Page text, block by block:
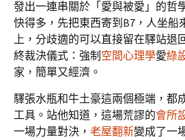
發出一連串關於「愛與被愛」的哲
快得多，先把東西寄到B7，人坐船
上，分歧適的可以直接留在驛站退
終裁決儀式：強制 空間心理學愛綠
家，簡單又經濟。
驛張水瓶和牛土豪這兩個極端，都
工具。站他知道，這場荒謬的會所
一場力量對決， 老屋翻新變成了一